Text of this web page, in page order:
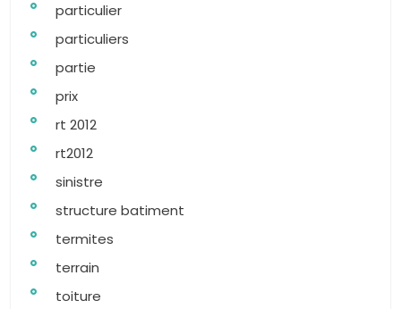
particulier
particuliers
partie
prix
rt 2012
rt2012
sinistre
structure batiment
termites
terrain
toiture